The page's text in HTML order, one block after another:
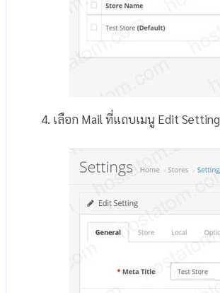
4. เลือก Mail ที่แถบเมนู Edit Setting